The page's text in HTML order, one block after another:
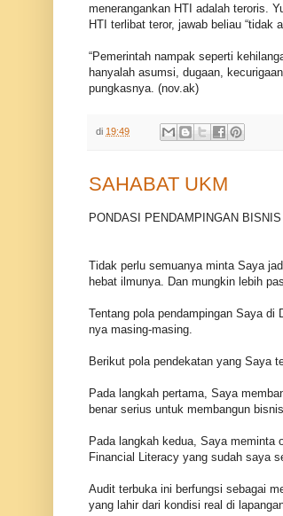
menerangankan HTI adalah teroris.
HTI terlibat teror, jawab beliau “tidak
“Pemerintah nampak seperti
hanyalah asumsi, dugaan,
pungkasnya. (nov.ak)
di 19:49
SAHABAT UKM
PONDASI PENDAMPINGAN BISNIS
Tidak perlu semuanya minta Saya
hebat ilmunya. Dan mungkin lebih
Tentang pola pendampingan Saya
nya masing-masing.
Berikut pola pendekatan yang Saya
Pada langkah pertama, Saya
benar serius untuk membangun
Pada langkah kedua, Saya meminta
Financial Literacy yang sudah saya
Audit terbuka ini berfungsi sebagai
yang lahir dari kondisi real di